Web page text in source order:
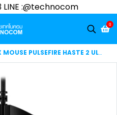
:@technocom
0
PULSEFIRE HASTE 2 ULTRA-LIGHTWEIGHT BLACK (6N0A7AA)